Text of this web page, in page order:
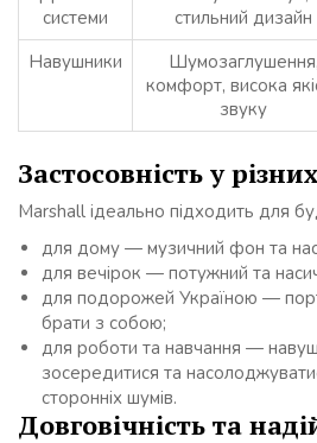
системи
стильний дизайн
Навушники
Шумозаглушення,
комфорт, висока
звуку
Застосовність у
Marshall ідеально підходить для
для дому — музичний фон та
для вечірок — потужний та
для подорожей Україною —
брати з собою;
для роботи та навчання —
зосередитися та
сторонніх шумів.
Довговічність та